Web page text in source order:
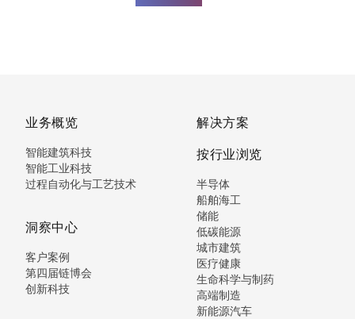
业务概览
智能建筑科技
智能工业科技
过程自动化与工艺技术
洞察中心
客户案例
第四届链博会
创新科技
解决方案
按行业浏览
半导体
船舶海工
储能
低碳能源
城市建筑
医疗健康
生命科学与制药
高端制造
新能源汽车